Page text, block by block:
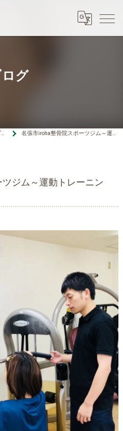
グ
名張市iroha整骨院スポーツジム～運動トレーニング 広背筋～
ジム～運動トレーニン